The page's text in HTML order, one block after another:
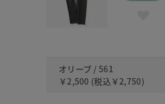
オリーブ / 561
￥2,500 (税込 ￥2,750)